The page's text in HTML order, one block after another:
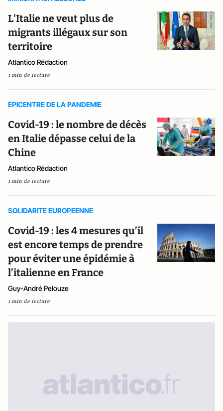
L'Italie ne veut plus de
migrants illégaux sur son
territoire
Atlantico Rédaction
1 min de lecture
EPICENTRE DE LA PANDEMIE
Covid-19 : le nombre de décès
en Italie dépasse celui de la
Chine
Atlantico Rédaction
1 min de lecture
SOLIDARITE EUROPEENNE
Covid-19 : les 4 mesures qu’il
est encore temps de prendre
pour éviter une épidémie à
l’italienne en France
Guy-André Pelouze
1 min de lecture